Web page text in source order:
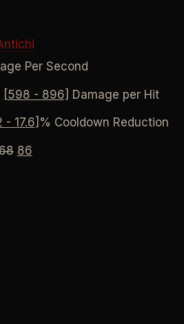
Per Second
[598 - 896] Damage per Hit
- 17.6 ]% Cooldown Reduction
86